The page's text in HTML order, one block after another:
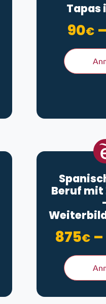
Tapas
90€ –
Beruf
875€ –